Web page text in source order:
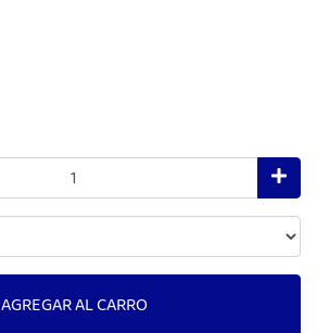
AGREGAR AL CARRO